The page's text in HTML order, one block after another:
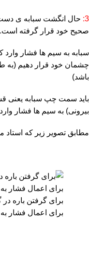
3: حال انگشت سبابه ی
صحیح خود قرار گرفته است.
سبابه به سیم ها فشار وارد
چشمان خود قرار دهیم
باشد)
باید سمت چپ سبابه
بیرونی) به سیم ها فشار
مطابق تصویر زیر که استاد
برای گرفتن باره
برای اعمال فشار